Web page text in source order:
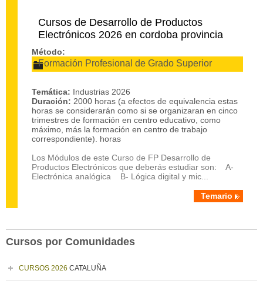
Cursos de Desarrollo de Productos
Electrónicos 2026 en cordoba provincia
Método:
Formación Profesional de Grado Superior
Temática: Industrias 2026
Duración: 2000 horas (a efectos de equivalencia estas
horas se considerarán como si se organizaran en cinco
trimestres de formación en centro educativo, como
máximo, más la formación en centro de trabajo
correspondiente). horas
Los Módulos de este Curso de FP Desarrollo de
Productos Electrónicos que deberás estudiar son: A-
Electrónica analógica B- Lógica digital y mic...
Temario
Cursos por Comunidades
CURSOS 2026 CATALUÑA